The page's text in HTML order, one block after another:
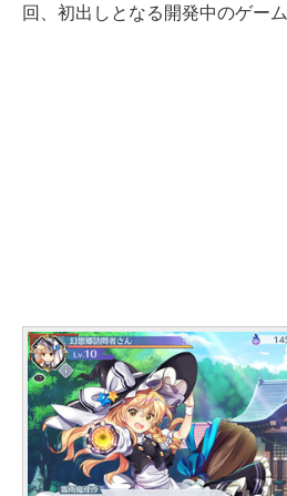
回、初出しとなる開発中のゲー